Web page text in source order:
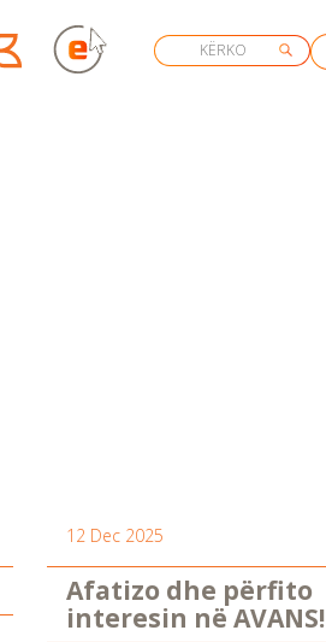
12 Dec 2025
Afatizo dhe përfito
interesin në AVANS!